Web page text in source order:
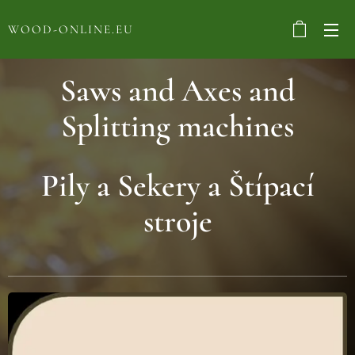
WOOD-ONLINE.EU
Saws and Axes and
Splitting machines
Pily a Sekery a Štípací
stroje